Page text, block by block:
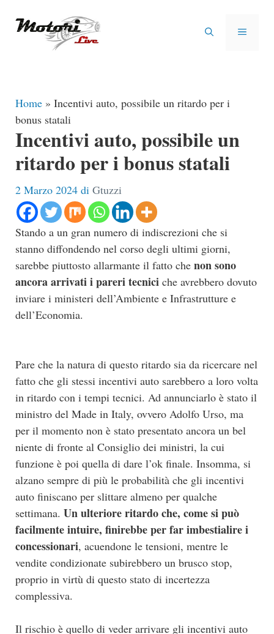
MENU
Home » Incentivi auto, possibile un ritardo per i
bonus statali
Incentivi auto, possibile un
ritardo per i bonus statali
2 Marzo 2024 di Gtuzzi
Stando a un gran numero di indiscrezioni che si
stanno diffondendo nel corso degli ultimi giorni,
sarebbe piuttosto allarmante il fatto che non sono
ancora arrivati i pareri tecnici che avrebbero dovuto
inviare i ministeri dell’Ambiente e Infrastrutture e
dell’Economia.
Pare che la natura di questo ritardo sia da ricercare nel
fatto che gli stessi incentivi auto sarebbero a loro volta
in ritardo con i tempi tecnici. Ad annunciarlo è stato il
ministro del Made in Italy, ovvero Adolfo Urso, ma
per il momento non è stato presentato ancora un bel
niente di fronte al Consiglio dei ministri, la cui
funzione è poi quella di dare l’ok finale. Insomma, si
alzano sempre di più le probabilità che gli incentivi
auto finiscano per slittare almeno per qualche
settimana. Un ulteriore ritardo che, come si può
facilmente intuire, finirebbe per far imbestialire i
concessionari, acuendone le tensioni, mentre le
vendite condizionate subirebbero un brusco stop,
proprio in virtù di questo stato di incertezza
complessiva.
Il rischio è quello di veder arrivare gli incentivi auto